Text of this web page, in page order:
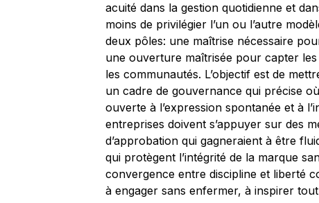
acuité dans la gestion quotidienne et
moins de privilégier l’un ou l’autre
deux pôles: une maîtrise nécessaire
une ouverture maîtrisée pour capter
les communautés. L’objectif est de
un cadre de gouvernance qui précise
ouverte à l’expression spontanée et à
entreprises doivent s’appuyer sur des
d’approbation qui gagneraient à être
qui protègent l’intégrité de la marque
convergence entre discipline et liberté
à engager sans enfermer, à inspirer